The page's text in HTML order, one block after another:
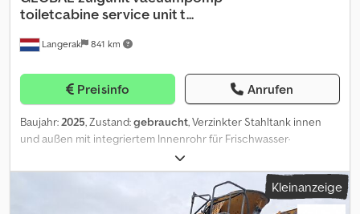
Langerak 841 km
toiletcabine service unit t...
Preisinfo Anrufen
Baujahr:2025, Zustand:gebraucht, Verzinkter Stahltank innen
und außen mit integriertem Innenrohr für Frischwasser·
Kompaktes Design – geeignet für den Laderaum von Pick-up
Trucks (z. B. Ranger, Dodge) mit Einzelkabine· Erforderliche
Mindestzuladung: 1000 kg· Andere FLX-Modelle mit Tankinhalten
bis 3400 Liter auf Anfrage erhältlichAusstattung standardmäßig:·
Kleinanzeige